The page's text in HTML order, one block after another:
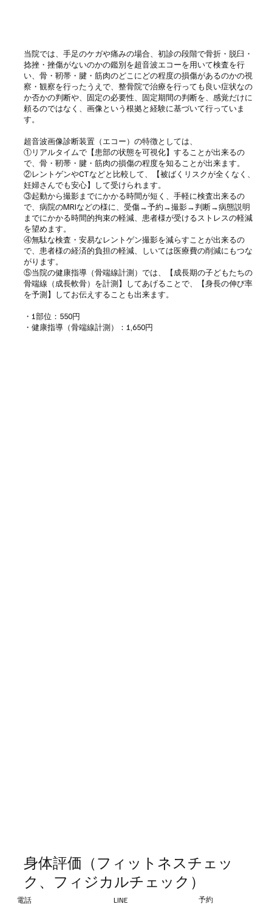
当院では、手足のケガや痛みの場合、初診の段階で骨折・脱臼・
捻挫・挫傷がないのかの鑑別を超音波エコーを用いて検査を行
い、骨・靭帯・腱・筋肉のどこにどの程度の損傷があるのかの視
察・観察を行ったうえで、整骨院で治療を行っても良い症状なの
か否かの判断や、固定の必要性、固定期間の判断を、感覚だけに
頼るのではなく、画像という根拠と経験に基づいて行っていま
す。
超音波画像診断装置（エコー）の特徴としては、
①リアルタイムで【患部の状態を可視化】することが出来るの
で、骨・靭帯・腱・筋肉の損傷の程度を知ることが出来ます。
②レントゲンやCTなどと比較して、【被ばくリスクが全くなく、
妊婦さんでも安心】して受けられます。
③起動から撮影までにかかる時間が短く、手軽に検査出来るの
で、病院のMRIなどの様に、受傷→予約→撮影→判断→病態説明
までにかかる時間的拘束の軽減、患者様が受けるストレスの軽減
を望めます。
④無駄な検査・安易なレントゲン撮影を減らすことが出来るの
で、患者様の経済的負担の軽減、しいては医療費の削減にもつな
がります。
⑤当院の健康指導（骨端線計測）では、【成長期の子どもたちの
骨端線（成長軟骨）を計測】してあげることで、【身長の伸び率
を予測】してお伝えすることも出来ます。
・1部位：550円
・健康指導（骨端線計測）：1,650円
身体評価（フィットネスチェッ
ク、フィジカルチェック）
LINE 予約
電話